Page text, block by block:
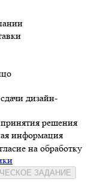
дизайн-
решения
информация
на обработку
ЗАДАНИЕ